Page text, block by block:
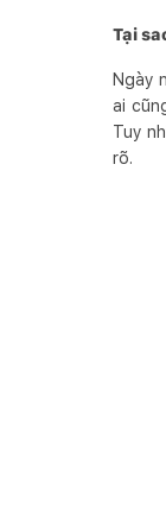
Tại
Ngày
ai
Tuy
rõ.